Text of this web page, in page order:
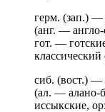
герм. (зап.) —
(анг. —
гот. —
классический
сиб. (вост.) —
(ал. — алано-
иссыкские,